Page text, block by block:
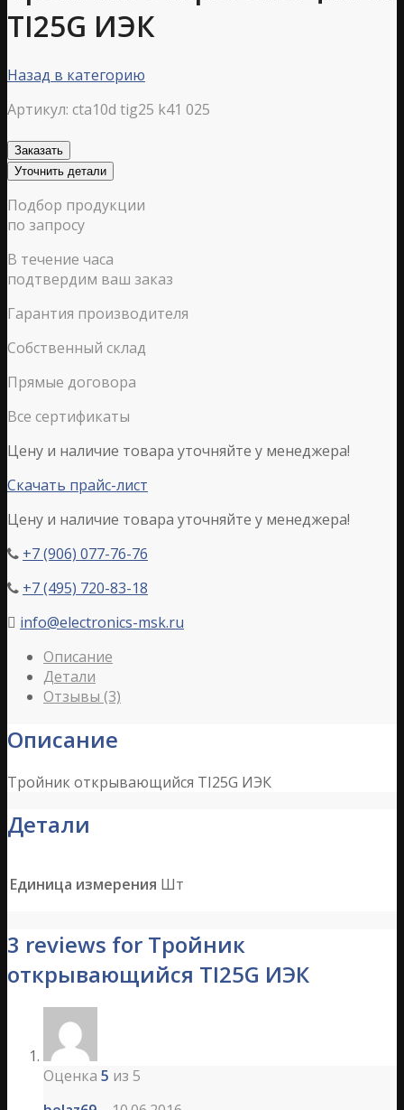
TI25G ИЭК
Назад в категорию
Артикул: cta10d tig25 k41 025
Заказать
Уточнить детали
Подбор продукции
по запросу
В течение часа
подтвердим ваш заказ
Гарантия производителя
Собственный склад
Прямые договора
Все сертификаты
Цену и наличие товара уточняйте у менеджера!
Скачать прайс-лист
Цену и наличие товара уточняйте у менеджера!
 +7 (906) 077-76-76
 +7 (495) 720-83-18
 info@electronics-msk.ru
Описание
Детали
Отзывы (3)
Описание
Тройник открывающийся TI25G ИЭК
Детали
Единица измерения Шт
3 reviews for Тройник
открывающийся TI25G ИЭК
Оценка 5 из 5